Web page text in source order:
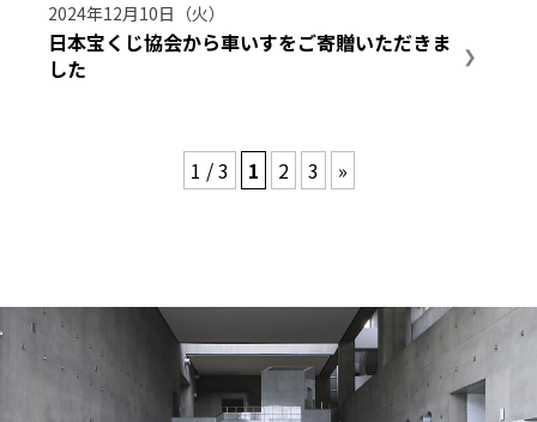
2024年12月10日（火）
日本宝くじ協会から車いすをご寄贈いただきま
した
1 / 3 1 2 3 »